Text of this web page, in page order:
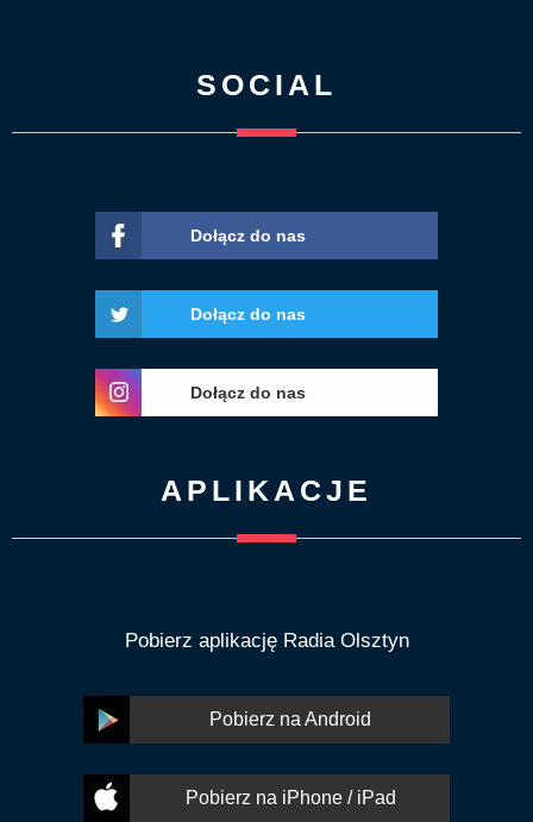
SOCIAL
Dołącz do nas
Dołącz do nas
Dołącz do nas
APLIKACJE
Pobierz aplikację Radia Olsztyn
Pobierz na Android
Pobierz na iPhone / iPad